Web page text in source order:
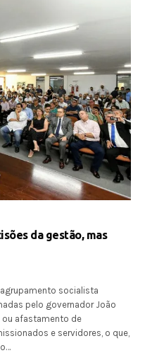
da gestão, mas
socialista
pelo governador João
ou afastamento de
e servidores, o que,